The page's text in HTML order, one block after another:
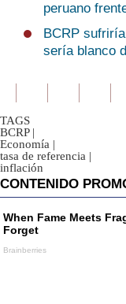
peruano
BCRP
sería blanco
TAGS
BCRP |
Economía |
tasa de referencia |
inflación